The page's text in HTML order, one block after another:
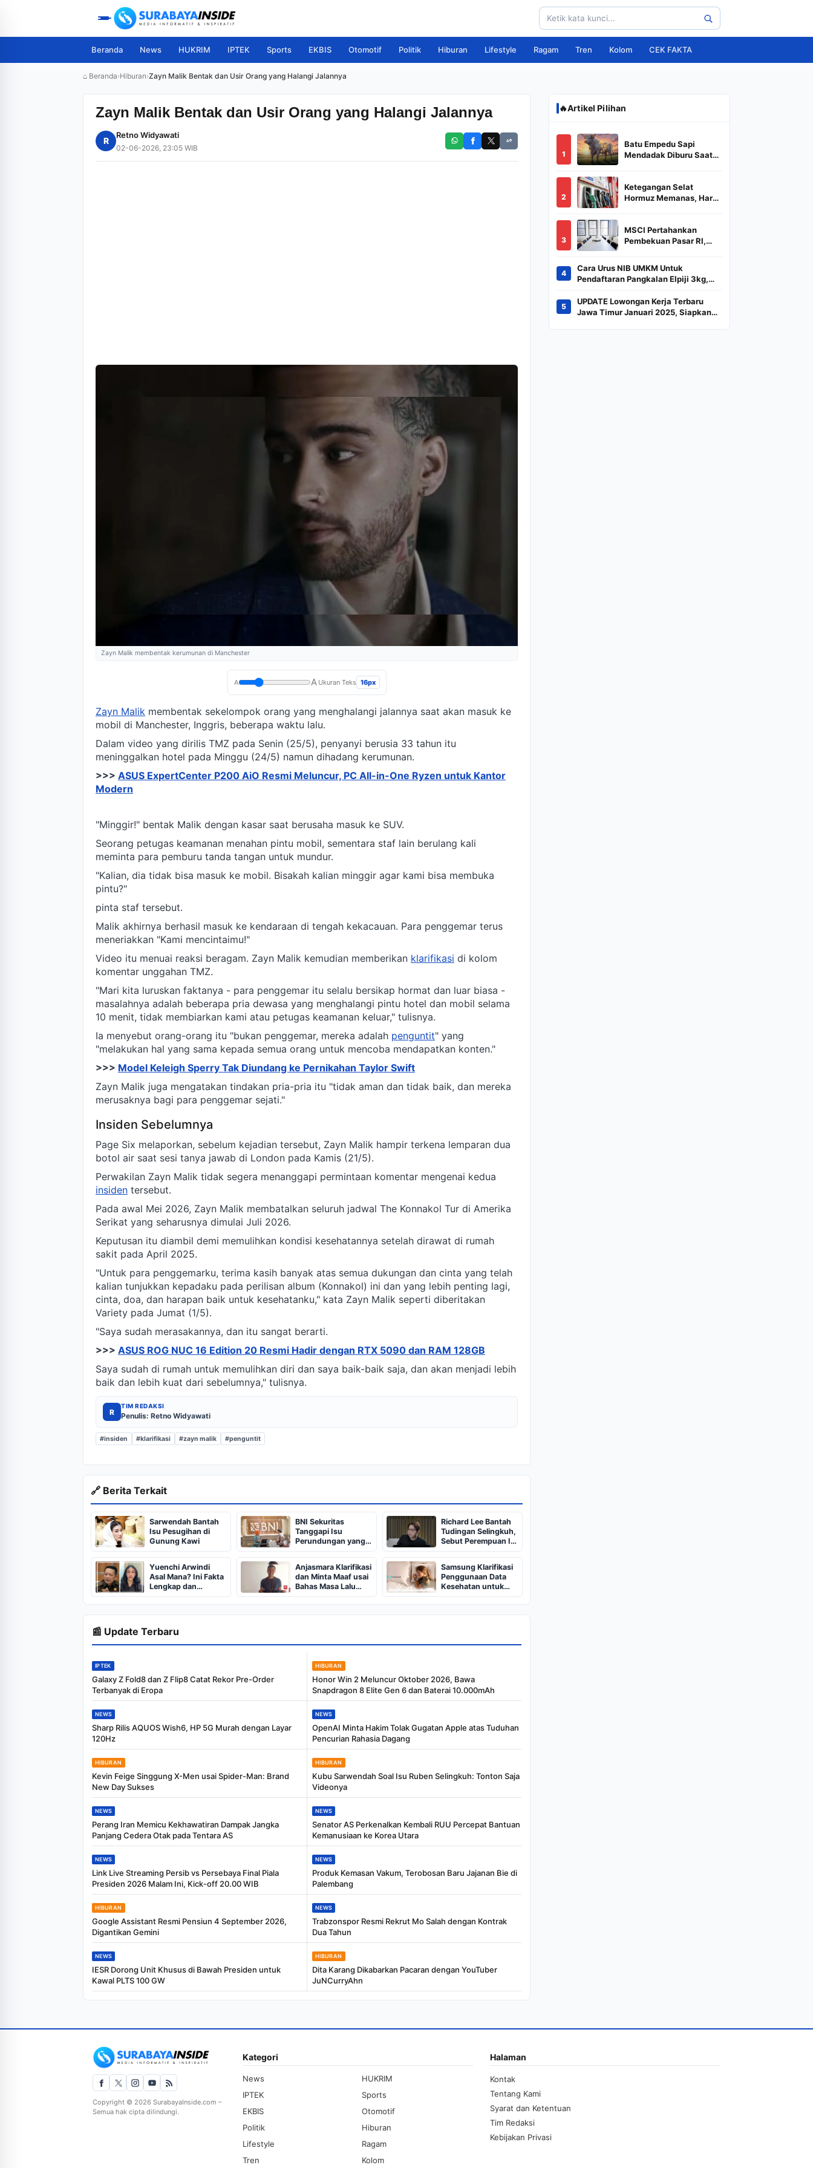
Beranda News HUKRIM IPTEK Sports EKBIS Otomotif Politik Hiburan Lifestyle Ragam Tren Kolom CEK FAKTA
⌂ Beranda›Hiburan›Zayn Malik Bentak dan Usir Orang yang Halangi Jalannya
Zayn Malik Bentak dan Usir Orang yang Halangi Jalannya
R
Retno Widyawati
02-06-2026, 23:05 WIB
Zayn Malik membentak kerumunan di Manchester
A A Ukuran Teks 16px
Zayn Malik membentak sekelompok orang yang menghalangi jalannya saat akan masuk ke
mobil di Manchester, Inggris, beberapa waktu lalu.
Dalam video yang dirilis TMZ pada Senin (25/5), penyanyi berusia 33 tahun itu
meninggalkan hotel pada Minggu (24/5) namun dihadang kerumunan.
>>> ASUS ExpertCenter P200 AiO Resmi Meluncur, PC All-in-One Ryzen untuk Kantor
Modern
"Minggir!" bentak Malik dengan kasar saat berusaha masuk ke SUV.
Seorang petugas keamanan menahan pintu mobil, sementara staf lain berulang kali
meminta para pemburu tanda tangan untuk mundur.
"Kalian, dia tidak bisa masuk ke mobil. Bisakah kalian minggir agar kami bisa membuka
pintu?"
pinta staf tersebut.
Malik akhirnya berhasil masuk ke kendaraan di tengah kekacauan. Para penggemar terus
meneriakkan "Kami mencintaimu!"
Video itu menuai reaksi beragam. Zayn Malik kemudian memberikan klarifikasi di kolom
komentar unggahan TMZ.
"Mari kita luruskan faktanya - para penggemar itu selalu bersikap hormat dan luar biasa -
masalahnya adalah beberapa pria dewasa yang menghalangi pintu hotel dan mobil selama
10 menit, tidak membiarkan kami atau petugas keamanan keluar," tulisnya.
Ia menyebut orang-orang itu "bukan penggemar, mereka adalah penguntit" yang
"melakukan hal yang sama kepada semua orang untuk mencoba mendapatkan konten."
>>> Model Keleigh Sperry Tak Diundang ke Pernikahan Taylor Swift
Zayn Malik juga mengatakan tindakan pria-pria itu "tidak aman dan tidak baik, dan mereka
merusaknya bagi para penggemar sejati."
Insiden Sebelumnya
Page Six melaporkan, sebelum kejadian tersebut, Zayn Malik hampir terkena lemparan dua
botol air saat sesi tanya jawab di London pada Kamis (21/5).
Perwakilan Zayn Malik tidak segera menanggapi permintaan komentar mengenai kedua
insiden tersebut.
Pada awal Mei 2026, Zayn Malik membatalkan seluruh jadwal The Konnakol Tur di Amerika
Serikat yang seharusnya dimulai Juli 2026.
Keputusan itu diambil demi memulihkan kondisi kesehatannya setelah dirawat di rumah
sakit pada April 2025.
"Untuk para penggemarku, terima kasih banyak atas semua dukungan dan cinta yang telah
kalian tunjukkan kepadaku pada perilisan album (Konnakol) ini dan yang lebih penting lagi,
cinta, doa, dan harapan baik untuk kesehatanku," kata Zayn Malik seperti diberitakan
Variety pada Jumat (1/5).
"Saya sudah merasakannya, dan itu sangat berarti.
>>> ASUS ROG NUC 16 Edition 20 Resmi Hadir dengan RTX 5090 dan RAM 128GB
Saya sudah di rumah untuk memulihkan diri dan saya baik-baik saja, dan akan menjadi lebih
baik dan lebih kuat dari sebelumnya," tulisnya.
R
TIM REDAKSI
Penulis: Retno Widyawati
#insiden #klarifikasi #zayn malik #penguntit
🔗 Berita Terkait
Sarwendah Bantah
Isu Pesugihan di
Gunung Kawi
BNI Sekuritas
Tanggapi Isu
Perundungan yang
Viral di Media Sosial
Richard Lee Bantah
Tudingan Selingkuh,
Sebut Perempuan Itu
Mantan Gebetan
SMA
Yuenchi Arwindi
Asal Mana? Ini Fakta
Lengkap dan
Klarifikasinya usai
Dikaitkan dengan
Febrie Adriansyah
Anjasmara Klarifikasi
dan Minta Maaf usai
Bahas Masa Lalu
Rizky Nazar
Samsung Klarifikasi
Penggunaan Data
Kesehatan untuk
Pelatihan AI
📰 Update Terbaru
IPTEK
Galaxy Z Fold8 dan Z Flip8 Catat Rekor Pre-Order
Terbanyak di Eropa
HIBURAN
Honor Win 2 Meluncur Oktober 2026, Bawa
Snapdragon 8 Elite Gen 6 dan Baterai 10.000mAh
NEWS
Sharp Rilis AQUOS Wish6, HP 5G Murah dengan Layar
120Hz
NEWS
OpenAI Minta Hakim Tolak Gugatan Apple atas Tuduhan
Pencurian Rahasia Dagang
HIBURAN
Kevin Feige Singgung X-Men usai Spider-Man: Brand
New Day Sukses
HIBURAN
Kubu Sarwendah Soal Isu Ruben Selingkuh: Tonton Saja
Videonya
NEWS
Perang Iran Memicu Kekhawatiran Dampak Jangka
Panjang Cedera Otak pada Tentara AS
NEWS
Senator AS Perkenalkan Kembali RUU Percepat Bantuan
Kemanusiaan ke Korea Utara
NEWS
Link Live Streaming Persib vs Persebaya Final Piala
Presiden 2026 Malam Ini, Kick-off 20.00 WIB
NEWS
Produk Kemasan Vakum, Terobosan Baru Jajanan Bie di
Palembang
HIBURAN
Google Assistant Resmi Pensiun 4 September 2026,
Digantikan Gemini
NEWS
Trabzonspor Resmi Rekrut Mo Salah dengan Kontrak
Dua Tahun
NEWS
IESR Dorong Unit Khusus di Bawah Presiden untuk
Kawal PLTS 100 GW
HIBURAN
Dita Karang Dikabarkan Pacaran dengan YouTuber
JuNCurryAhn
🔥Artikel Pilihan
1
Batu Empedu Sapi
Mendadak Diburu Saat
Puluhan Juta
2
Ketegangan Selat
Hormuz Memanas, Harga
3
MSCI Pertahankan
Pembekuan Pasar RI,
Indeks
4
Cara Urus NIB UMKM Untuk
Pendaftaran Pangkalan Elpiji 3kg,
Kilogram
5
UPDATE Lowongan Kerja Terbaru
Jawa Timur Januari 2025, Siapkan
Copyright © 2026 SurabayaInside.com –
Semua hak cipta dilindungi.
Kategori
News
HUKRIM
IPTEK
Sports
EKBIS
Otomotif
Politik
Hiburan
Lifestyle
Ragam
Tren
Kolom
Halaman
Kontak
Tentang Kami
Syarat dan Ketentuan
Tim Redaksi
Kebijakan Privasi